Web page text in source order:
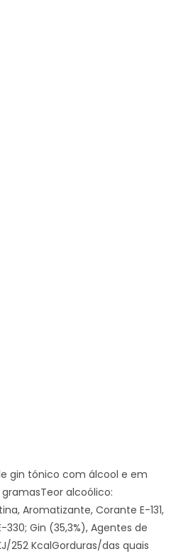
gin tónico com álcool e em
alcoólico:
Aromatizante, Corante E-131,
330; Gin (35,3%), Agentes de
252 KcalGorduras/das quais